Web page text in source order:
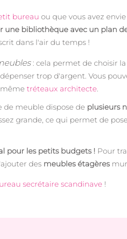
bureau ou que vous avez envie
une bibliothèque avec un plan
dans l'air du temps !
: cela permet de choisir la
trop d'argent. Vous
tréteaux architecte.
de meuble dispose de plusieurs
grande, ce qui permet de
pour les petits budgets ! Pour
des meubles étagères
secrétaire scandinave !